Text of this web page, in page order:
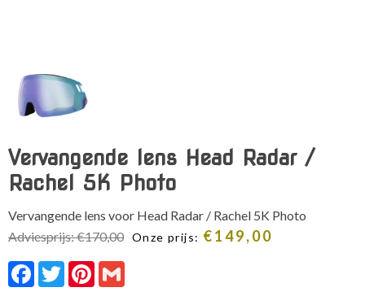
Vervangende lens Head Radar /
Rachel 5K Photo
Vervangende lens voor Head Radar / Rachel 5K Photo
Adviesprijs:€170,00 Onze prijs: €149,00
Facebook
TwitterPinterest